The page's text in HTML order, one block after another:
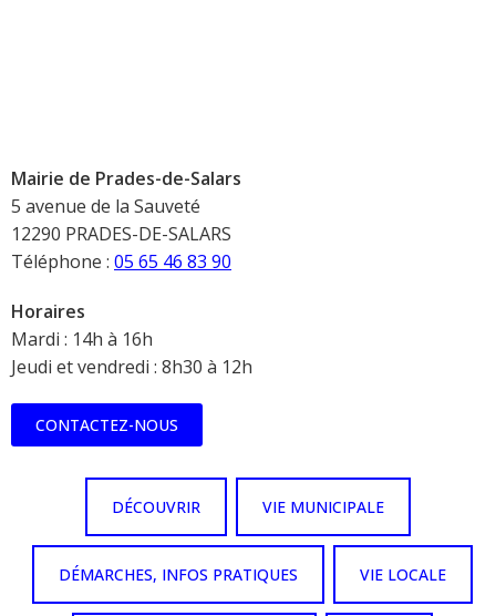
Mairie de Prades-de-Salars
5 avenue de la Sauveté
12290 PRADES-DE-SALARS
Téléphone : 05 65 46 83 90
Horaires
Mardi : 14h à 16h
Jeudi et vendredi : 8h30 à 12h
CONTACTEZ-NOUS
DÉCOUVRIR VIE MUNICIPALE
DÉMARCHES, INFOS PRATIQUES VIE LOCALE